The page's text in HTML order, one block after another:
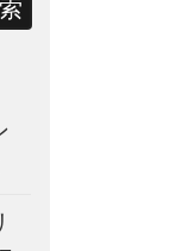
索